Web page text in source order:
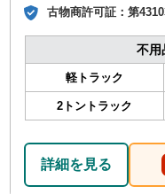
古物商許可証：第
不用
軽トラック
2トントラック
詳細を見る